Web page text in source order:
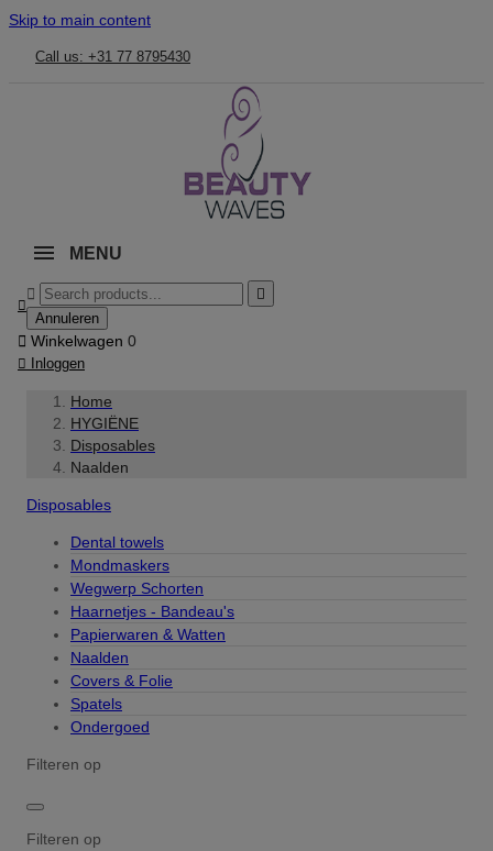
Skip to main content
Call us: +31 77 8795430
MENU



Annuleren
 Winkelwagen 0
 Inloggen
Home
HYGIËNE
Disposables
Naalden
Disposables
Dental towels
Mondmaskers
Wegwerp Schorten
Haarnetjes - Bandeau's
Papierwaren & Watten
Naalden
Covers & Folie
Spatels
Ondergoed
Filteren op
Filteren op